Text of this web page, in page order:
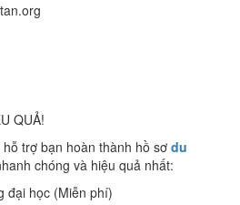
QUẢ!
trợ bạn hoàn thành hồ sơ du
chóng và hiệu quả nhất:
đại học (Miễn phí)